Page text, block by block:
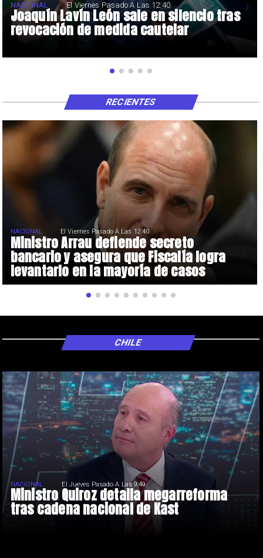
Joaquín Lavín León sale en silencio tras
revocación de medida cautelar
NACIONAL El Viernes Pasado A Las 12:40
Ministro Arrau defiende secreto
bancario y asegura que Fiscalía logra
levantarlo en la mayoría de casos
NACIONAL El Viernes Pasado A Las 12:40
RECIENTES
Ministro Quiroz detalla megarreforma
tras cadena nacional de Kast
NACIONAL El Jueves Pasado A Las 9:49
CHILE